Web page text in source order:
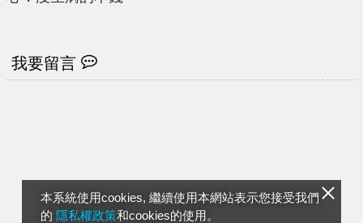
本系統使用cookies, 繼續使用本網站表示您接受我們
的 隱私權政策和cookies的使用。
我要留言